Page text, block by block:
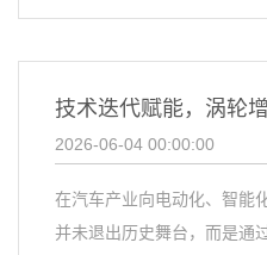
2026-06-04 00:00:00
在汽车产业向电动化、智能
并未退出历史舞台，而是通